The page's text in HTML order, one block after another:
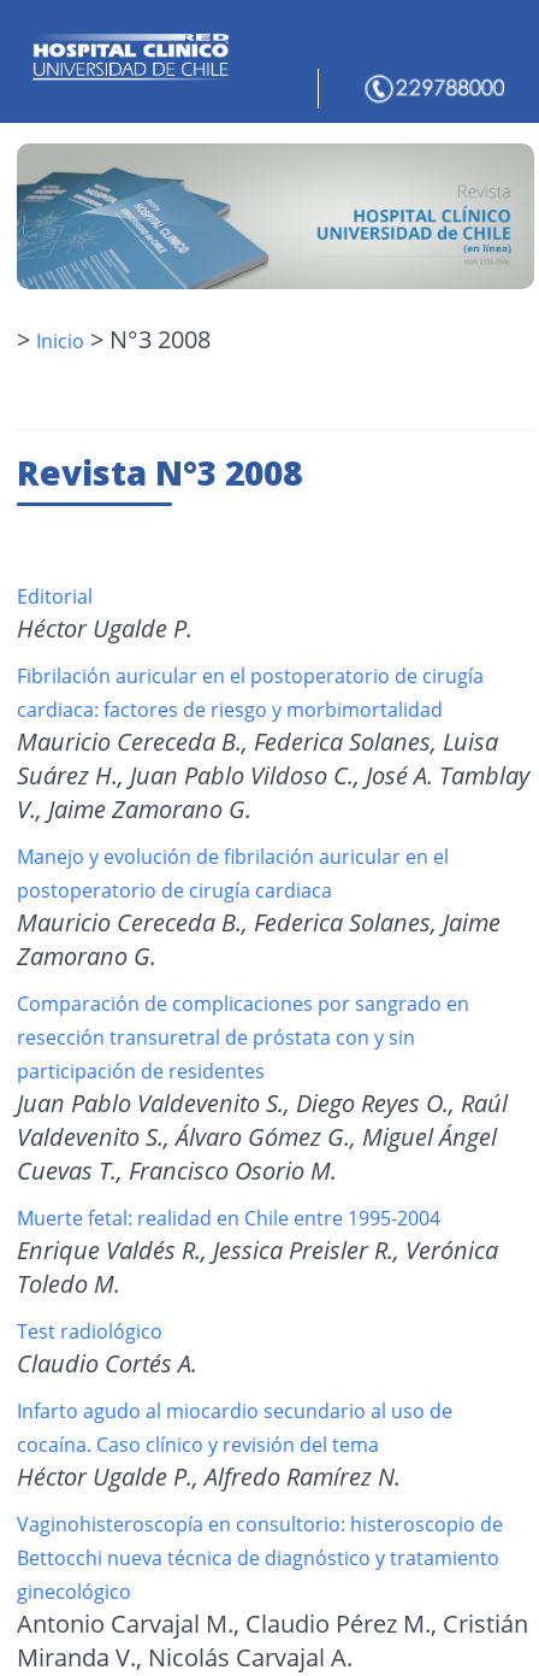
> Inicio > N°3 2008
Revista N°3 2008
Editorial
Héctor Ugalde P.
Fibrilación auricular en el postoperatorio de cirugía
cardiaca: factores de riesgo y morbimortalidad
Mauricio Cereceda B., Federica Solanes, Luisa
Suárez H., Juan Pablo Vildoso C., José A. Tamblay
V., Jaime Zamorano G.
Manejo y evolución de fibrilación auricular en el
postoperatorio de cirugía cardiaca
Mauricio Cereceda B., Federica Solanes, Jaime
Zamorano G.
Comparación de complicaciones por sangrado en
resección transuretral de próstata con y sin
participación de residentes
Juan Pablo Valdevenito S., Diego Reyes O., Raúl
Valdevenito S., Álvaro Gómez G., Miguel Ángel
Cuevas T., Francisco Osorio M.
Muerte fetal: realidad en Chile entre 1995-2004
Enrique Valdés R., Jessica Preisler R., Verónica
Toledo M.
Test radiológico
Claudio Cortés A.
Infarto agudo al miocardio secundario al uso de
cocaína. Caso clínico y revisión del tema
Héctor Ugalde P., Alfredo Ramírez N.
Vaginohisteroscopía en consultorio: histeroscopio de
Bettocchi nueva técnica de diagnóstico y tratamiento
ginecológico
Antonio Carvajal M., Claudio Pérez M., Cristián
Miranda V., Nicolás Carvajal A.